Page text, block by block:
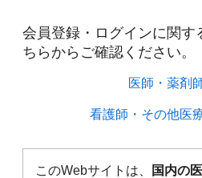
会員登録・ログインに関す
ちらからご確認ください。​
医師・薬剤
看護師・その他医
このWebサイトは、
国内の